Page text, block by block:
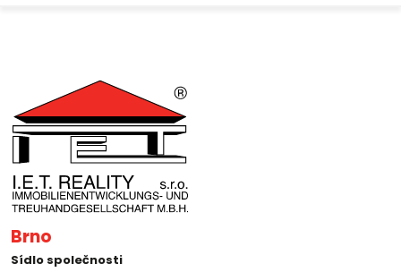
Brno
Sídlo společnosti